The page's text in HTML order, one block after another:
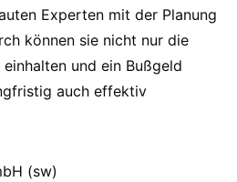
Experten mit der Planung
können sie nicht nur die
und ein Bußgeld
auch effektiv
(sw)